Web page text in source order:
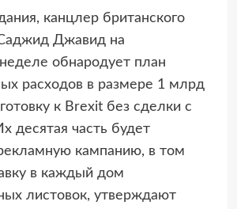
канцлер британского
Саджид Джавид на
обнародует план
расходов в размере 1 млрд
к Brexit без сделки с
десятая часть будет
кампанию, в том
в каждый дом
листовок, утверждают